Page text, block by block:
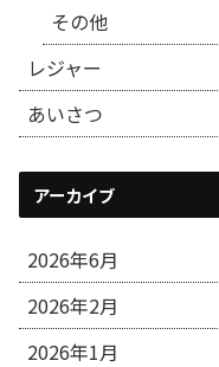
その他
レジャー
あいさつ
アーカイブ
2026年6月
2026年2月
2026年1月